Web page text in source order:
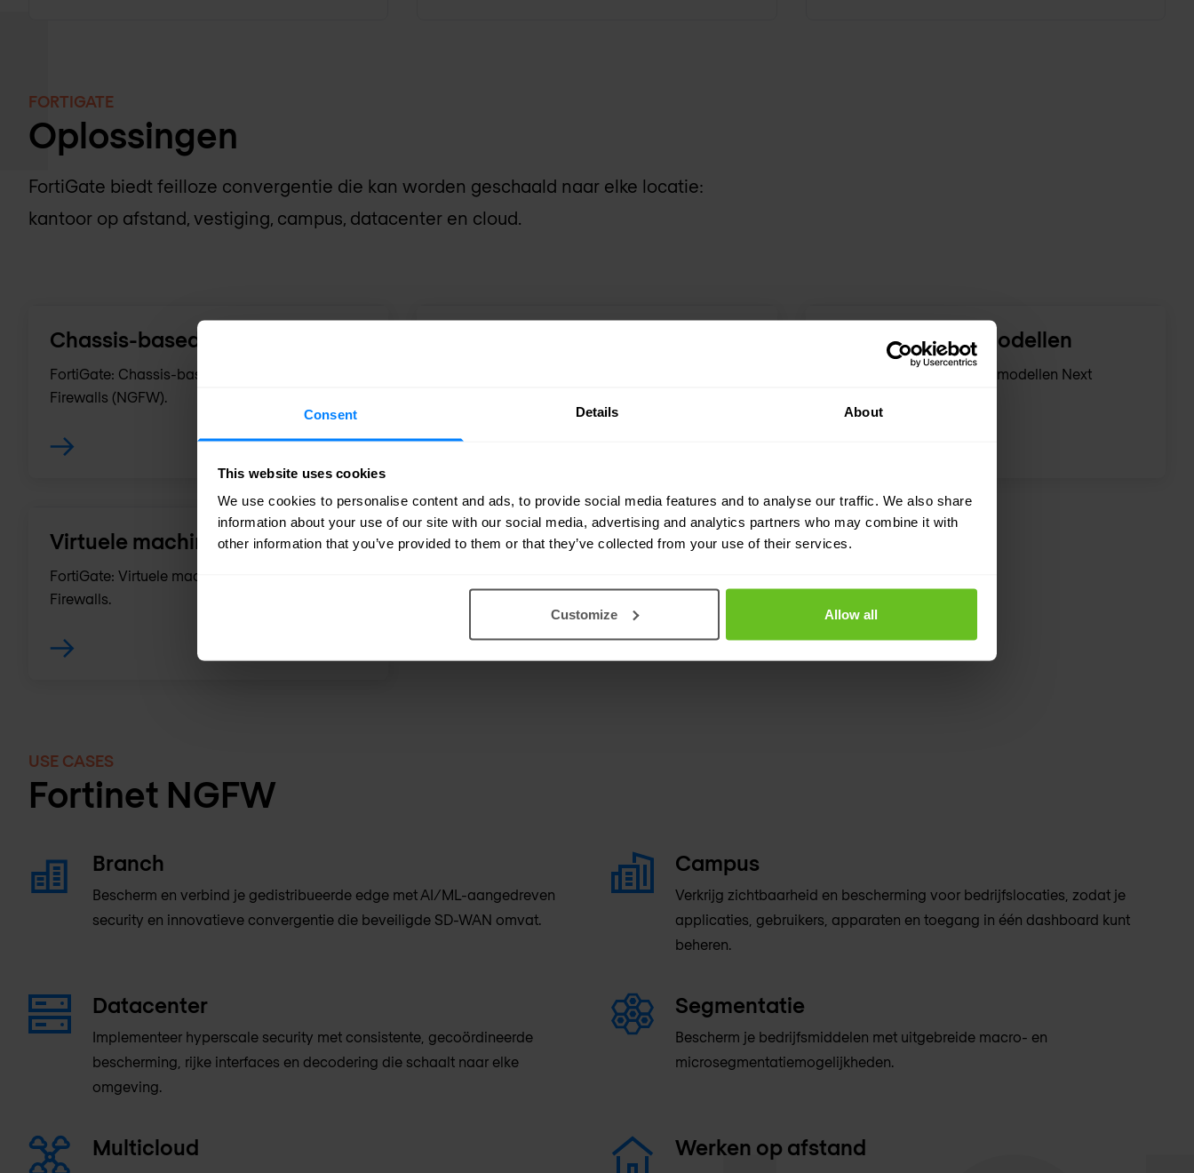
Consent Details About
This website uses cookies
We use cookies to personalise content and ads, to provide social media features and to analyse our traffic. We also share
information about your use of our site with our social media, advertising and analytics partners who may combine it with
other information that you’ve provided to them or that they’ve collected from your use of their services.
Customize Allow all
FORTIGATE
Oplossingen
FortiGate biedt feilloze convergentie die kan worden geschaald naar elke locatie:
kantoor op afstand, vestiging, campus, datacenter en cloud.
Chassis-based NGFW
FortiGate: Chassis-based Next-Generation
Firewalls ( NGFW).
Instap- en mid-modellen
FortiGate: Instap- en mid-modellen Next
Virtuele machines
FortiGate: Virtuele machines Next Generation
Firewalls.
USE CASES
Fortinet NGFW
Branch
Bescherm en verbind je gedistribueerde edge met AI/ML-aangedreven
security en innovatieve convergentie die beveiligde SD-WAN omvat.
Campus
Verkrijg zichtbaarheid en bescherming voor bedrijfslocaties, zodat je
applicaties, gebruikers, apparaten en toegang in één dashboard kunt
beheren.
Datacenter
Implementeer hyperscale security met consistente, gecoördineerde
bescherming, rijke interfaces en decodering die schaalt naar elke
omgeving.
Segmentatie
Bescherm je bedrijfsmiddelen met uitgebreide macro- en
microsegmentatiemogelijkheden.
Multicloud Werken op afstand